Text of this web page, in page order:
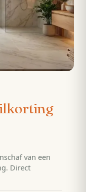
van een
Direct